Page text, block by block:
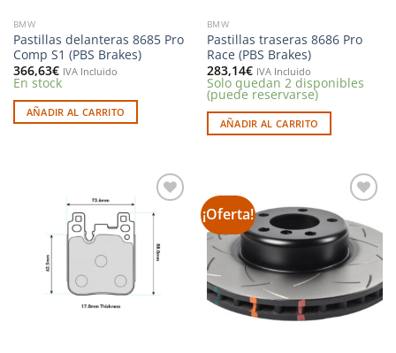
BMW
Pastillas delanteras 8685 Pro
Comp S1 (PBS Brakes)
366,63€ IVA Incluido
En stock
AÑADIR AL CARRITO
BMW
Pastillas traseras 8686 Pro
Race (PBS Brakes)
283,14€ IVA Incluido
Solo quedan 2 disponibles
(puede reservarse)
AÑADIR AL CARRITO
Añadir
deseos
¡Oferta!
Añadir
a la
lista de
deseos